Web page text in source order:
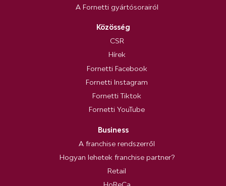
A Fornetti gyártósorairól
Közösség
CSR
Hírek
Fornetti Facebook
Fornetti Instagram
Fornetti Tiktok
Fornetti YouTube
Business
A franchise rendszerről
Hogyan lehetek franchise partner?
Retail